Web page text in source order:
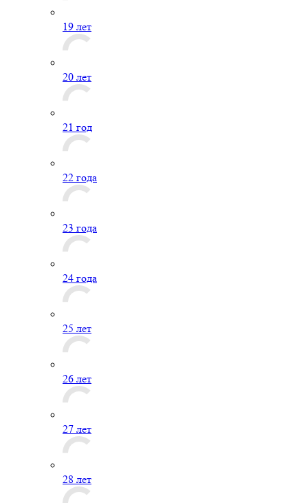
19 лет
20 лет
21 год
22 года
23 года
24 года
25 лет
26 лет
27 лет
28 лет